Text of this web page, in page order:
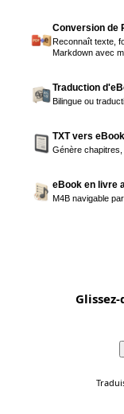
Conversion de
Reconnaît texte,
Markdown avec
Traduction
Bilingue ou
TXT vers eBook
Génère
eBook en livre
M4B navigable